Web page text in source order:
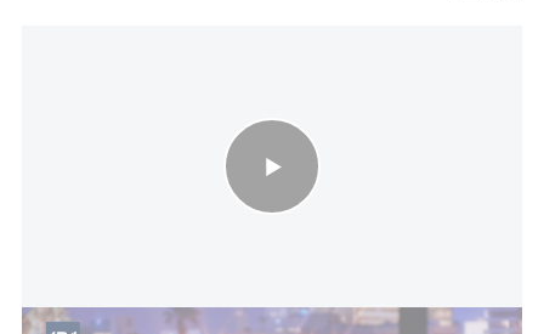
התכנית האמריקנית לרצועת עזה נחשפת